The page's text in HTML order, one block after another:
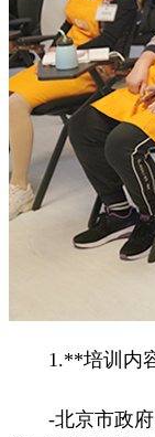
1.**培训内容
-北京市政府